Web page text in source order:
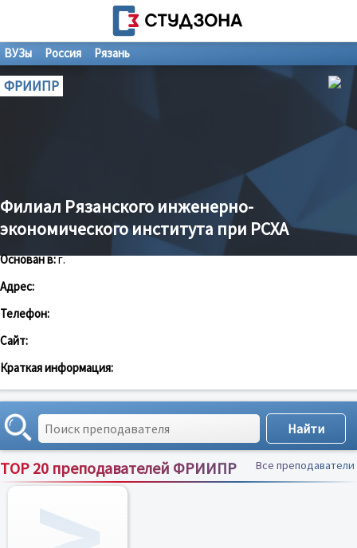
ВУЗы Россия Рязань
ФРИИПР
Филиал Рязанского инженерно-
экономического института при РСХА
Основан в:г.
Адрес:
Телефон:
Сайт:
Краткая информация:
TOP 20 преподавателей ФРИИПР Все преподаватели